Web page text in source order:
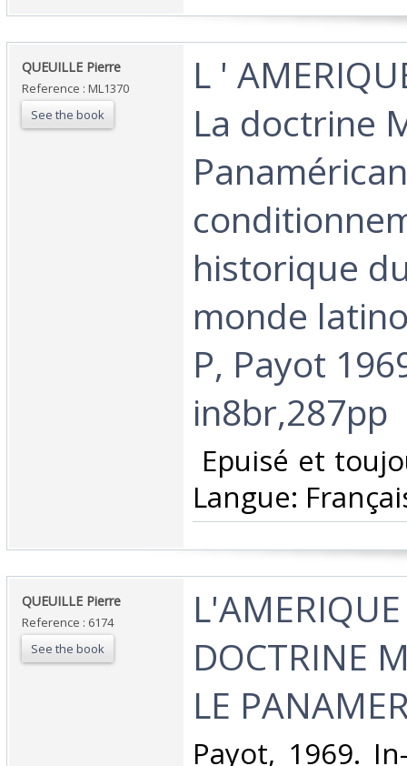
‎QUEUILLE Pierre‎
Reference : ML1370
See the book
‎L '
La doctrine
historique
monde
P, Payot
in8br,287pp‎
Epuisé et
Langue:
‎QUEUILLE Pierre‎
Reference : 6174
See the book
DOCTRINE
LE
‎Payot, 1969.